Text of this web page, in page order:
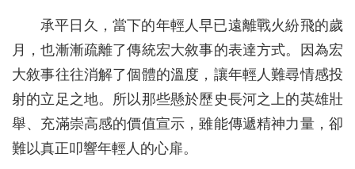
承平日久，當下的年輕人早已遠離戰火紛飛的歲
月，也漸漸疏離了傳統宏大敘事的表達方式。因為宏
大敘事往往消解了個體的溫度，讓年輕人難尋情感投
射的立足之地。所以那些懸於歷史長河之上的英雄壯
舉、充滿崇高感的價值宣示，雖能傳遞精神力量，卻
難以真正叩響年輕人的心扉。